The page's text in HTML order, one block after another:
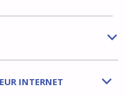
b
b
INTERNET